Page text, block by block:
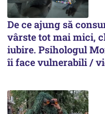
De ce ajung să
vârste tot mai mici,
iubire. Psihologul
îi face vulnerabili /